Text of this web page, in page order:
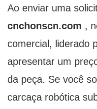
Ao enviar uma
cnchonscn.com ,
comercial, liderado
apresentar um
da peça. Se você
carcaça robótica